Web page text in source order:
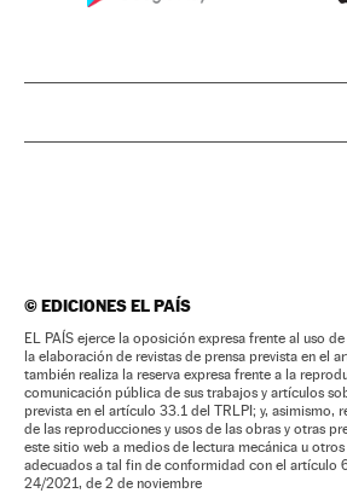
©EDICIONES EL PAÍS
EL PAÍS ejerce la oposición expresa frente al uso
la elaboración de revistas de prensa prevista en el
también realiza la reserva expresa frente a la
comunicación pública de sus trabajos y artículos
prevista en el artículo 33.1 del TRLPI; y, asimismo,
de las reproducciones y usos de las obras y otras
este sitio web a medios de lectura mecánica u
adecuados a tal fin de conformidad con el artículo
24/2021, de 2 de noviembre